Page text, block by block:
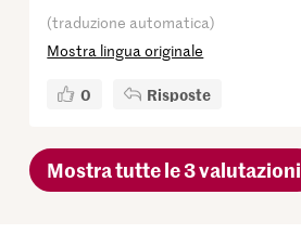
(traduzione automatica)
Mostra lingua originale
0 Risposte
Mostra tutte le 3 valutazioni